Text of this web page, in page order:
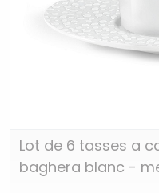
Lot de 6 tasses a
baghera blanc -